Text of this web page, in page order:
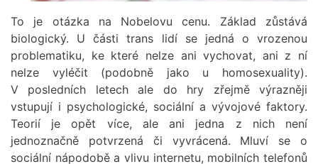
To je otázka na Nobelovu cenu. Základ zůstává
biologický. U části trans lidí se jedná o vrozenou
problematiku, ke které nelze ani vychovat, ani z ní
nelze vyléčit (podobně jako u homosexuality).
V posledních letech ale do hry zřejmě výrazněji
vstupují i psychologické, sociální a vývojové faktory.
Teorií je opět více, ale ani jedna z nich není
jednoznačně potvrzená či vyvrácená. Mluví se o
sociální nápodobě a vlivu internetu, mobilních telefonů